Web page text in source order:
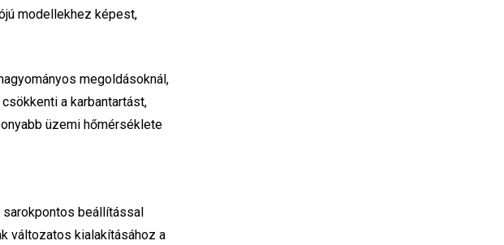
modellekhez képest,
megoldásoknál,
a karbantartást,
üzemi hőmérséklete
beállítással
változatos kialakításához a